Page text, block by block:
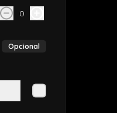
0
Opcional